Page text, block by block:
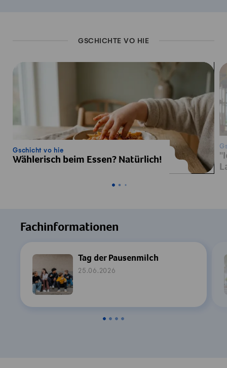
GSCHICHTE VO HIE
Gschicht vo hie
Wählerisch beim Essen? Natürlich!
Fachinformationen
Tag der Pausenmilch
25.06.2026